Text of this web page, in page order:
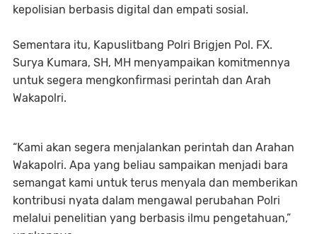
kepolisian berbasis digital dan empati sosial.
Sementara itu, Kapuslitbang Polri Brigjen Pol. FX.
Surya Kumara, SH, MH menyampaikan komitmennya
untuk segera mengkonfirmasi perintah dan Arah
Wakapolri.
“Kami akan segera menjalankan perintah dan Arahan
Wakapolri. Apa yang beliau sampaikan menjadi bara
semangat kami untuk terus menyala dan memberikan
kontribusi nyata dalam mengawal perubahan Polri
melalui penelitian yang berbasis ilmu pengetahuan,”